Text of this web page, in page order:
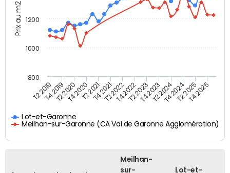
Prix au m2
Lot-et-Garonne
Meilhan-sur-Garonne (CA Val de Garonne Agglomération)
T2 2019T4 2019T2 2020T4 2020T2 2021T4 2021T2 2022T4 2022T2 2023T4 2023T2 2024T4 2024T2 2025T4 2025
1000
1200
800
Meilhan-
sur-
Lot-et-